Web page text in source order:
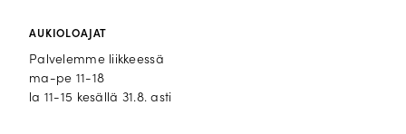
AUKIOLOAJAT
Palvelemme liikkeessä
ma-pe 11-18
la 11-15 kesällä 31.8. asti